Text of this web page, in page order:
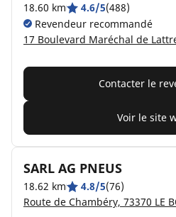
18.60 km 4.6/5(488)
Revendeur recommandé
Contacter le
Voir le site
SARL AG PNEUS
18.62 km 4.8/5(76)
Route de Chambéry, 73370 LE